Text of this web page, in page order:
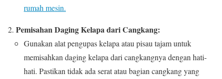
rumah mesin.
Pemisahan Daging Kelapa dari Cangkang:
Gunakan alat pengupas kelapa atau pisau tajam untuk
memisahkan daging kelapa dari cangkangnya dengan hati-
hati. Pastikan tidak ada serat atau bagian cangkang yang